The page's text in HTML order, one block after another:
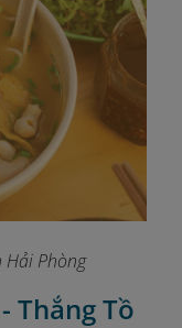
Hải Phòng
Thắng Tồ